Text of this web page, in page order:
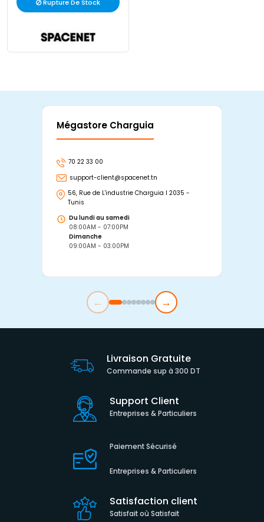
Rupture De Stock
Mégastore Charguia
70 22 33 00
support-client@spacenet.tn
56, Rue de L'industrie Charguia I 2035 -
Tunis
Du lundi au samedi
08:00AM - 07:00PM
Dimanche
09:00AM - 03:00PM
← →
Livraison Gratuite
Commande sup à 300 DT
Support Client
Entreprises & Particuliers
Paiement Sécurisé
Entreprises & Particuliers
Satisfaction client
Satisfait où Satisfait